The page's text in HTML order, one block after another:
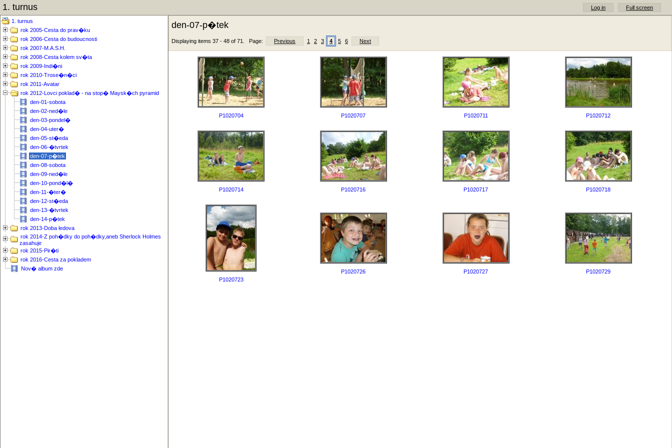
1. turnus Log in Full screen
1. turnus
rok 2005-Cesta do prav�ku
rok 2006-Cesta do budoucnosti
rok 2007-M.A.S.H.
rok 2008-Cesta kolem sv�ta
rok 2009-Indi�ni
rok 2010-Trose�n�ci
rok 2011-Avatar
rok 2012-Lovci poklad� - na stop� Maysk�ch pyramid
den-01-sobota
den-02-ned�le
den-03-pondel�
den-04-uter�
den-05-st�eda
den-06-�tvrtek
den-07-p�tek
den-08-sobota
den-09-ned�le
den-10-pond�l�
den-11-�ter�
den-12-st�eda
den-13-�tvrtek
den-14-p�tek
rok 2013-Doba ledova
rok 2014-Z poh�dky do poh�dky,aneb Sherlock Holmes
zasahuje
rok 2015-Pir�ti
rok 2016-Cesta za pokladem
Nov� album zde
den-07-p�tek
Displaying items 37 - 48 of 71. Page: Previous 1 2 3 4 5 6 Next
P1020704 P1020707 P1020711 P1020712
P1020714 P1020716 P1020717 P1020718
P1020723
P1020726 P1020727 P1020729